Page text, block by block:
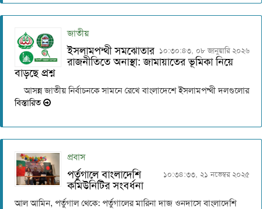
জাতীয়
১০:৩০:৪৩, ০৮ জানুয়ারি ২০২৬
ইসলামপন্থী সমঝোতার
রাজনীতিতে অনাস্থা: জামায়াতের ভূমিকা নিয়ে
বাড়ছে প্রশ্ন
আসন্ন জাতীয় নির্বাচনকে সামনে রেখে বাংলাদেশে ইসলামপন্থী দলগুলোর
বিস্তারিত
প্রবাস
১০:৩৪:৩৩, ২১ নভেম্বর ২০২৫
পর্তুগালে বাংলাদেশি
কমিউনিটির সংবর্ধনা
আল আমিন, পর্তুগাল থেকে: পর্তুগালের মারিনা দাজ ওনদাসে বাংলাদেশি